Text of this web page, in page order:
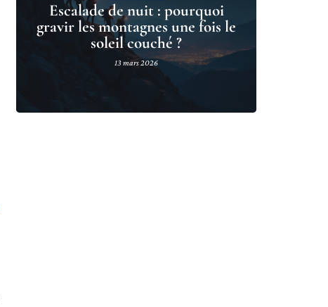
Escalade de nuit : pourquoi
gravir les montagnes une fois le
soleil couché ?
13 mars 2026